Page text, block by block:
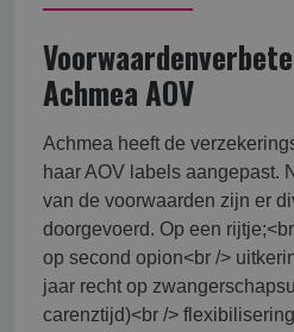
Achmea AOV
Achmea heeft de
haar AOV labels aangepast.
van de voorwaarden zijn er
doorgevoerd. Op een
op second opion<br />
jaar recht op
carenztijd)<br />